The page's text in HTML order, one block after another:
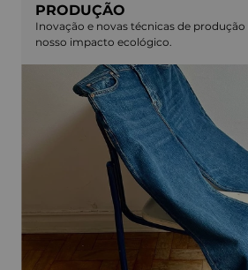
PRODUÇÃO
Inovação e novas técnicas de
nosso impacto ecológico.